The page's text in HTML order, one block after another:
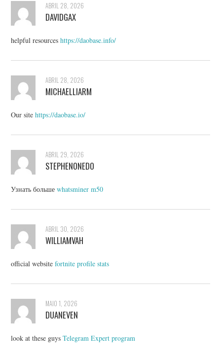
ABRIL 28, 2026
DAVIDGAX
helpful resourceshttps://daobase.info/
ABRIL 28, 2026
MICHAELLIARM
Our sitehttps://daobase.io/
ABRIL 29, 2026
STEPHENONEDO
Узнать большеwhatsminer m50
ABRIL 30, 2026
WILLIAMVAH
official websitefortnite profile stats
MAIO 1, 2026
DUANEVEN
look at these guysTelegram Expert program